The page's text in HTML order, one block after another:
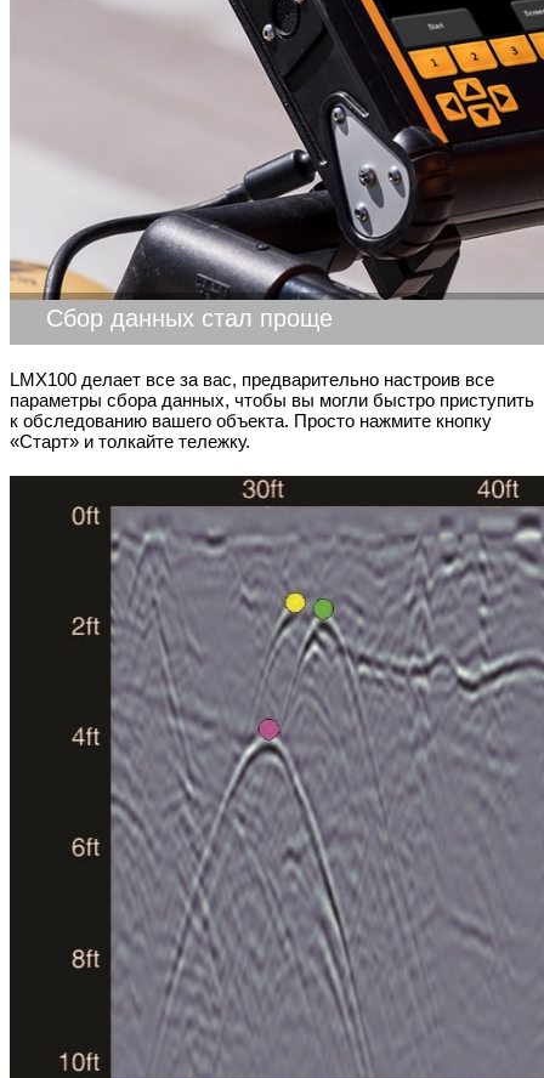
Сбор данных стал проще
LMX100 делает все за вас, предварительно настроив все
параметры сбора данных, чтобы вы могли быстро приступить
к обследованию вашего объекта. Просто нажмите кнопку
«Старт» и толкайте тележку.